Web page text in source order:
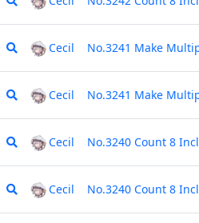
Cecil No.3241 Make
Cecil No.3241 Make
Cecil No.3240 Count 8
Cecil No.3240 Count 8